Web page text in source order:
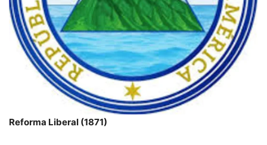
Reforma Liberal (1871)